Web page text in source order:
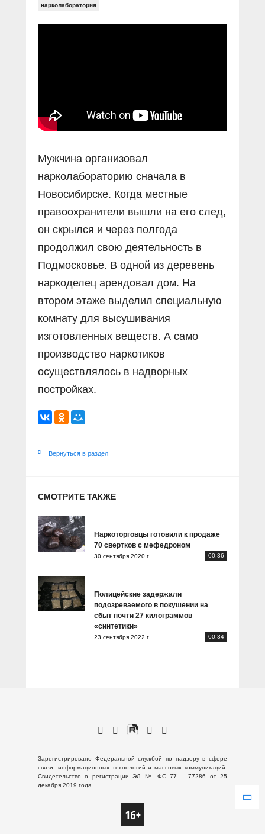
нарколаборатория
Мужчина организовал
нарколабораторию сначала в
Новосибирске. Когда местные
правоохранители вышли на его след,
он скрылся и через полгода
продолжил свою деятельность в
Подмосковье. В одной из деревень
наркоделец арендовал дом. На
втором этаже выделил специальную
комнату для высушивания
изготовленных веществ. А само
производство наркотиков
осуществлялось в надворных
постройках.
Вернуться в раздел
СМОТРИТЕ ТАКЖЕ
Наркоторговцы готовили к продаже
70 свертков с мефедроном
30 сентября 2020 г. 00:36
Полицейские задержали
подозреваемого в покушении на
сбыт почти 27 килограммов
«синтетики»
23 сентября 2022 г. 00:34
Зарегистрировано Федеральной службой по надзору в сфере
связи, информационных технологий и массовых коммуникаций.
Свидетельство о регистрации ЭЛ № ФС 77 – 77286 от 25
декабря 2019 года.